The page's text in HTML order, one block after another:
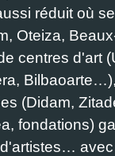
réduit où
Oteiza,
centres d'art
(Didam,
fondations)